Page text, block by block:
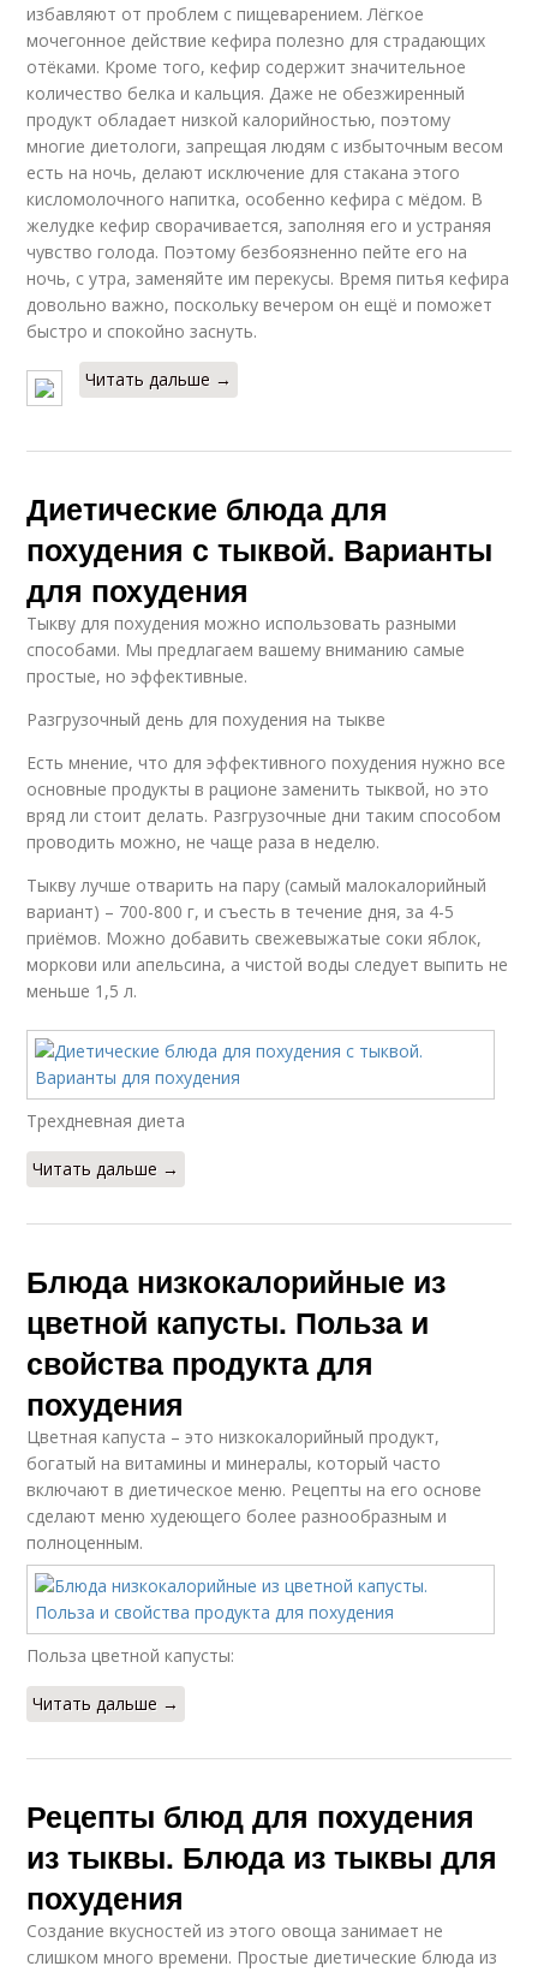
избавляют от проблем с пищеварением. Лёгкое
мочегонное действие кефира полезно для страдающих
отёками. Кроме того, кефир содержит значительное
количество белка и кальция. Даже не обезжиренный
продукт обладает низкой калорийностью, поэтому
многие диетологи, запрещая людям с избыточным весом
есть на ночь, делают исключение для стакана этого
кисломолочного напитка, особенно кефира с мёдом. В
желудке кефир сворачивается, заполняя его и устраняя
чувство голода. Поэтому безбоязненно пейте его на
ночь, с утра, заменяйте им перекусы. Время питья кефира
довольно важно, поскольку вечером он ещё и поможет
быстро и спокойно заснуть.
Читать дальше →
Диетические блюда для
похудения с тыквой. Варианты
для похудения
Тыкву для похудения можно использовать разными
способами. Мы предлагаем вашему вниманию самые
простые, но эффективные.
Разгрузочный день для похудения на тыкве
Есть мнение, что для эффективного похудения нужно все
основные продукты в рационе заменить тыквой, но это
вряд ли стоит делать. Разгрузочные дни таким способом
проводить можно, не чаще раза в неделю.
Тыкву лучше отварить на пару (самый малокалорийный
вариант) – 700-800 г, и съесть в течение дня, за 4-5
приёмов. Можно добавить свежевыжатые соки яблок,
моркови или апельсина, а чистой воды следует выпить не
меньше 1,5 л.
Трехдневная диета
Читать дальше →
Блюда низкокалорийные из
цветной капусты. Польза и
свойства продукта для
похудения
Цветная капуста – это низкокалорийный продукт,
богатый на витамины и минералы, который часто
включают в диетическое меню. Рецепты на его основе
сделают меню худеющего более разнообразным и
полноценным.
Польза цветной капусты:
Читать дальше →
Рецепты блюд для похудения
из тыквы. Блюда из тыквы для
похудения
Создание вкусностей из этого овоща занимает не
слишком много времени. Простые диетические блюда из